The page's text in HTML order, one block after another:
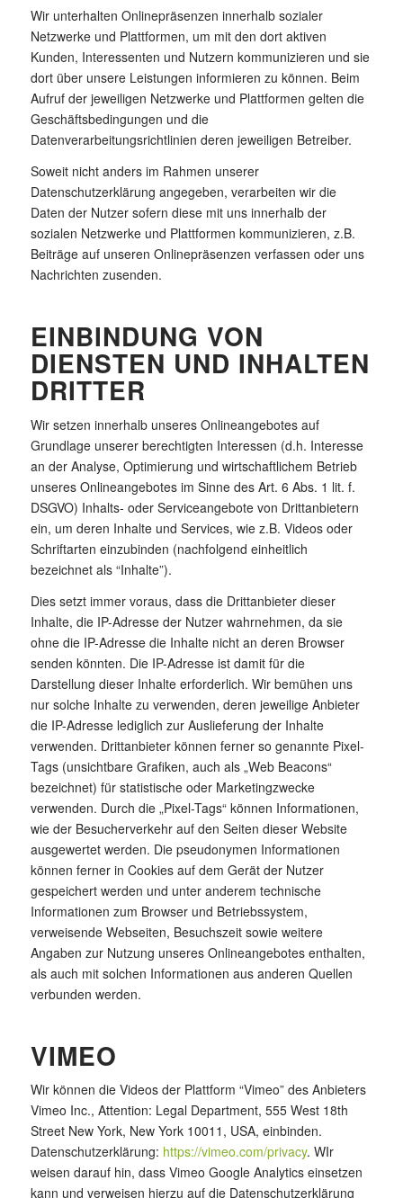
Wir unterhalten Onlinepräsenzen innerhalb sozialer
Netzwerke und Plattformen, um mit den dort aktiven
Kunden, Interessenten und Nutzern kommunizieren und sie
dort über unsere Leistungen informieren zu können. Beim
Aufruf der jeweiligen Netzwerke und Plattformen gelten die
Geschäftsbedingungen und die
Datenverarbeitungsrichtlinien deren jeweiligen Betreiber.
Soweit nicht anders im Rahmen unserer
Datenschutzerklärung angegeben, verarbeiten wir die
Daten der Nutzer sofern diese mit uns innerhalb der
sozialen Netzwerke und Plattformen kommunizieren, z.B.
Beiträge auf unseren Onlinepräsenzen verfassen oder uns
Nachrichten zusenden.
EINBINDUNG VON
DIENSTEN UND INHALTEN
DRITTER
Wir setzen innerhalb unseres Onlineangebotes auf
Grundlage unserer berechtigten Interessen (d.h. Interesse
an der Analyse, Optimierung und wirtschaftlichem Betrieb
unseres Onlineangebotes im Sinne des Art. 6 Abs. 1 lit. f.
DSGVO) Inhalts- oder Serviceangebote von Drittanbietern
ein, um deren Inhalte und Services, wie z.B. Videos oder
Schriftarten einzubinden (nachfolgend einheitlich
bezeichnet als “Inhalte”).
Dies setzt immer voraus, dass die Drittanbieter dieser
Inhalte, die IP-Adresse der Nutzer wahrnehmen, da sie
ohne die IP-Adresse die Inhalte nicht an deren Browser
senden könnten. Die IP-Adresse ist damit für die
Darstellung dieser Inhalte erforderlich. Wir bemühen uns
nur solche Inhalte zu verwenden, deren jeweilige Anbieter
die IP-Adresse lediglich zur Auslieferung der Inhalte
verwenden. Drittanbieter können ferner so genannte Pixel-
Tags (unsichtbare Grafiken, auch als „Web Beacons“
bezeichnet) für statistische oder Marketingzwecke
verwenden. Durch die „Pixel-Tags“ können Informationen,
wie der Besucherverkehr auf den Seiten dieser Website
ausgewertet werden. Die pseudonymen Informationen
können ferner in Cookies auf dem Gerät der Nutzer
gespeichert werden und unter anderem technische
Informationen zum Browser und Betriebssystem,
verweisende Webseiten, Besuchszeit sowie weitere
Angaben zur Nutzung unseres Onlineangebotes enthalten,
als auch mit solchen Informationen aus anderen Quellen
verbunden werden.
VIMEO
Wir können die Videos der Plattform “Vimeo” des Anbieters
Vimeo Inc., Attention: Legal Department, 555 West 18th
Street New York, New York 10011, USA, einbinden.
Datenschutzerklärung: https://vimeo.com/privacy. WIr
weisen darauf hin, dass Vimeo Google Analytics einsetzen
kann und verweisen hierzu auf die Datenschutzerklärung